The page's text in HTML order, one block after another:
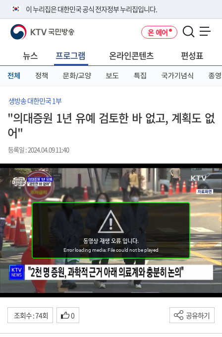
이 누리집은 대한민국 공식 전자정부 누리집입니다.
공식 누리집 주소 확인하기
니다.
이밖에 or.kr 또는 .kr등 다른 도메인 주소를 사용하고 있다면 아래 URL에
서 도메인 주소를 확인해 보세요
KTV 국민방송 온 에어
뉴스 프로그램 온라인콘텐츠 편성표
전체 정책 문화/교양 보도 특집 국가기념식 종영
생방송 대한민국 1부
"의대증원 1년 유예 검토한 바 없고, 계획도 없
어"
등록일 : 2024.04.09 11:40
조회수 : 74회 0 공유하기